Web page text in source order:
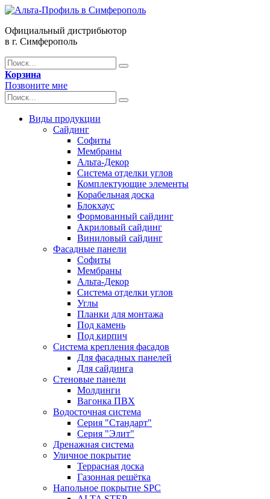
Официальный дистрибьютор
в г. Симферополь
Корзина
Позвоните мне
Виды продукции
Сайдинг
Софиты
Мембраны
Альта-Декор
Система отделки углов
Комплектующие элементы
Корабельная доска
Блокхаус
Формованный сайдинг
Акриловый сайдинг
Виниловый сайдинг
Фасадные панели
Софиты
Мембраны
Альта-Декор
Система отделки углов
Углы
Планки для монтажа
Под камень
Под кирпич
Система крепления фасадов
Для фасадных панелей
Для сайдинга
Стеновые панели
Молдинги
Вагонка ПВХ
Водосточная система
Серия "Стандарт"
Серия "Элит"
Дренажная система
Уличное покрытие
Террасная доска
Газонная решётка
Напольное покрытие SPC